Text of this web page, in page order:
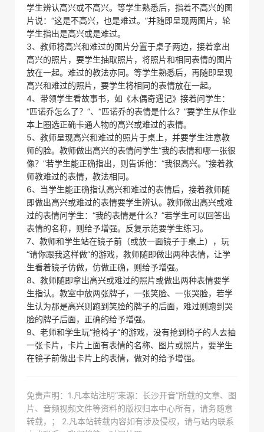
学生辨认高兴或不高兴。等学生熟悉后，指着不高兴的图
片说：“这是不高兴，也是难过。”并随即呈现两图片，轮
学生指出是高兴或是难过。
3、教师将高兴和难过的图片分置于桌子两边，接着拿出
高兴的照片，要学生抽取照片，将照片和相同表情的图片
放在一起。难过的教法亦同。等学生熟悉后，再随即呈现
高兴和难过的照片，要学生将相同的表情放在一起。
4、带领学生看故事书，如《木偶奇遇记》接着问学生：
“匹诺乔怎么了？”、“匹诺乔的表情是什么？”要学生从作业
本上圈选正确卡通人物的高兴或难过的表情。
5、教师呈现高兴和难过的照片于桌上，并要学生注意教
师的脸。教师做出高兴的表情问学生“我的表情和哪一张很
像？”若学生能正确指出，则告诉他：“我很高兴。”接着教
师教难过的表情，教法相同。
6、当学生能正确指认高兴和难过的表情后，接着教师随
即做出高兴或难过的表情要学生辨认。教师做出高兴或难
过的表情问学生：“我的表情是什么？”若学生可以回答出
表情的名称，则给予增强。反复示范要学生练习。
7、教师和学生站在镜子前（或放一面镜子于桌上），玩
“请你跟我这样做”的游戏，教师随即做出两种表情，让学
生看着镜子仿做，仿做正确，则给予增强。
8、教师随即拿出高兴或难过的照片或做出两种表情要学
生指认。教室中放两张牌子，一张笑脸、一张哭脸，若学
生认为那是高兴则跑到笑脸的牌子的后面，难过则跑到哭
脸的牌子后面，正确的给予增强。
9、老师和学生玩“抢椅子”的游戏，没有抢到椅子的人去抽
一张卡片，卡片上面有表情的名称、图片或照片，要学生
在镜子前做出卡片上的表情，做对的给予增强。
免责声明：1.凡本站注明“来源：长沙开音”所载的文章、图
片、音频视频文件等资料的版权归本中心所有，请务随意
转载，； 2.凡本站转载内容如有涉及侵权，请与站内联系